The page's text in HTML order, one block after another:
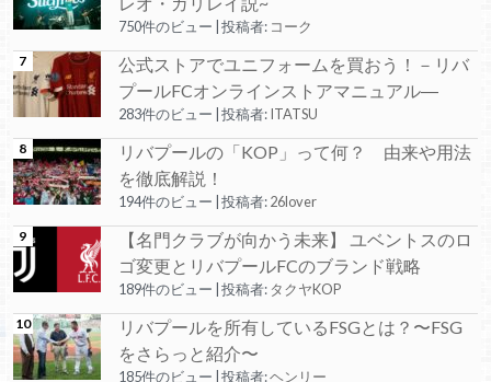
750件のビュー 投稿者: コーク
公式ストアでユニフォームを買おう！－リバ
プールFCオンラインストアマニュアル―
283件のビュー 投稿者:ITATSU
リバプールの「KOP」って何？ 由来や用法
を徹底解説！
194件のビュー 投稿者:26lover
【名門クラブが向かう未来】 ユベントスのロ
ゴ変更とリバプールFCのブランド戦略
189件のビュー 投稿者: タクヤKOP
リバプールを所有しているFSGとは？〜FSG
をさらっと紹介〜
185件のビュー 投稿者:ヘンリー